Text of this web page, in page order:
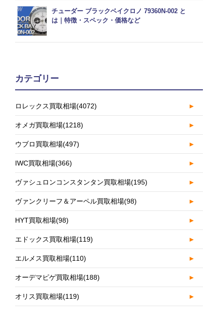
チューダー ブラックベイクロノ 79360N-002 と
は｜特徴・スペック・価格など
カテゴリー
ロレックス買取相場(4072) ►
オメガ買取相場(1218) ►
ウブロ買取相場(497) ►
IWC買取相場(366) ►
ヴァシュロンコンスタンタン買取相場(195) ►
ヴァンクリーフ＆アーペル買取相場(98) ►
HYT買取相場(98) ►
エドックス買取相場(119) ►
エルメス買取相場(110) ►
オーデマピゲ買取相場(188) ►
オリス買取相場(119) ►